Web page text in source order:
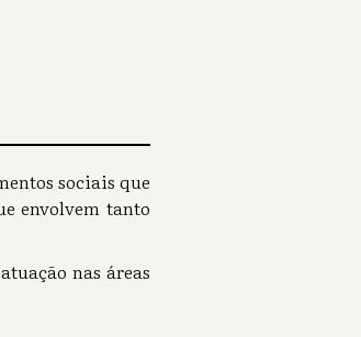
sociais que
envolvem tanto
nas áreas